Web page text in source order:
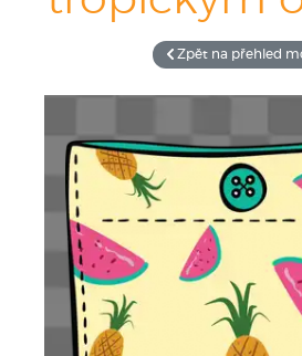
Zpět na přehled